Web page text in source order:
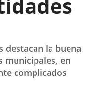
destacan la buena
municipales, en
complicados